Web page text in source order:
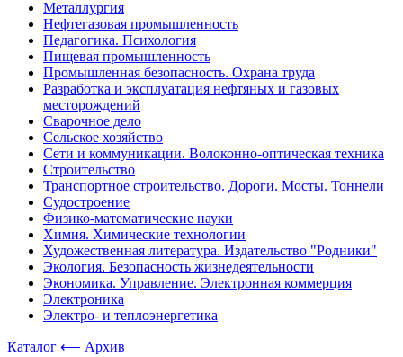
Металлургия
Нефтегазовая промышленность
Педагогика. Психология
Пищевая промышленность
Промышленная безопасность. Охрана труда
Разработка и эксплуатация нефтяных и газовых
месторождений
Сварочное дело
Сельское хозяйство
Сети и коммуникации. Волоконно-оптическая техника
Строительство
Транспортное строительство. Дороги. Мосты. Тоннели
Судостроение
Физико-математические науки
Химия. Химические технологии
Художественная литература. Издательство "Родники"
Экология. Безопасность жизнедеятельности
Экономика. Управление. Электронная коммерция
Электроника
Электро- и теплоэнергетика
Каталог ⟵ Архив